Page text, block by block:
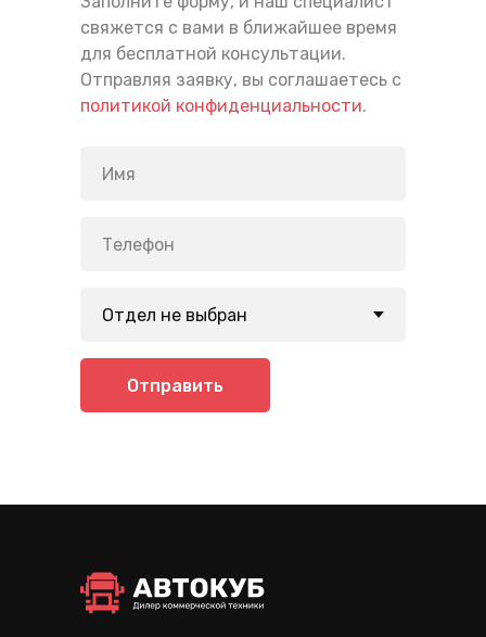
свяжется с вами в ближайшее время
для бесплатной консультации.
Отправляя заявку, вы соглашаетесь с
политикой конфиденциальности.
Отправить